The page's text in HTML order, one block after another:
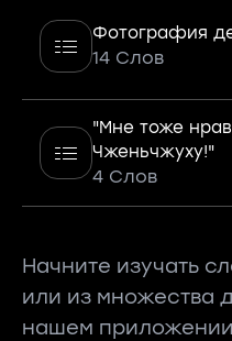
Фотография
14 Слов
"Мне тоже
Чженьчжуху!"
4 Слов
Начните изучать
или из множества
нашем